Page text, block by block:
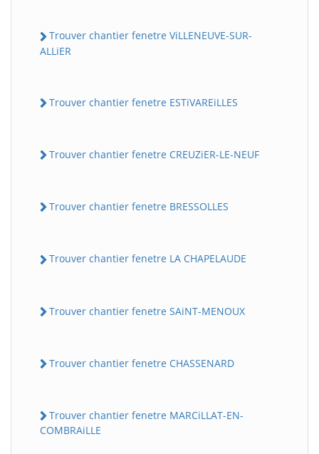
Trouver chantier fenetre ViLLENEUVE-SUR-
ALLiER
Trouver chantier fenetre ESTiVAREiLLES
Trouver chantier fenetre CREUZiER-LE-NEUF
Trouver chantier fenetre BRESSOLLES
Trouver chantier fenetre LA CHAPELAUDE
Trouver chantier fenetre SAiNT-MENOUX
Trouver chantier fenetre CHASSENARD
Trouver chantier fenetre MARCiLLAT-EN-
COMBRAiLLE